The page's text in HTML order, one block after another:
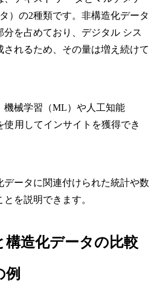
）の2種類です。非構造化データ
を占めており、デジタル シス
れるため、その量は増え続けて
機械学習（ML）や人工知能
使用してインサイトを獲得でき
ータに関連付けられた統計や数
を説明できます。
構造化データの比較
例